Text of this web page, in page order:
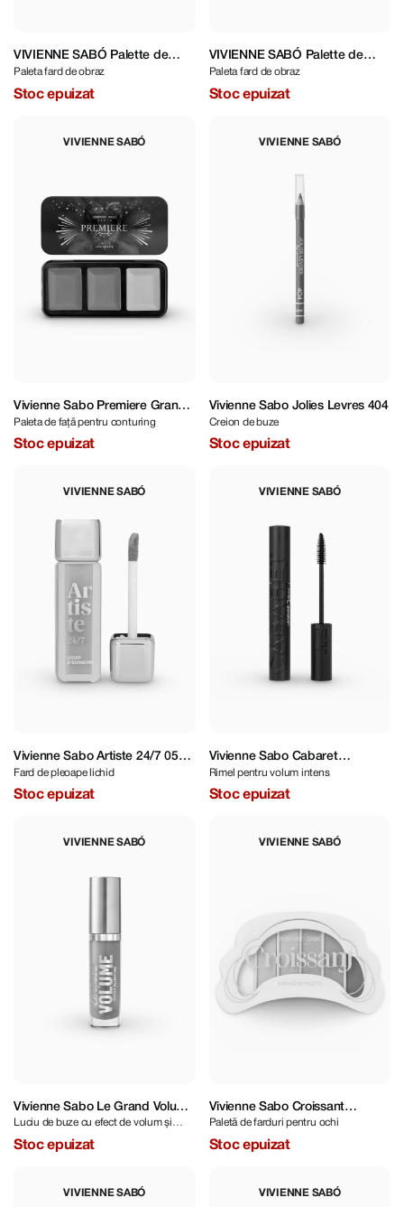
VIVIENNE SABÓ Palette de
Blush Naturel 03
Paleta fard de obraz
Stoc epuizat
VIVIENNE SABÓ Palette de
Blush Naturel 02
Paleta fard de obraz
Stoc epuizat
VIVIENNE SABÓ
Vivienne Sabo Premiere Grande
Powder Face Examination
Palette
Paleta de față pentru conturing
Stoc epuizat
VIVIENNE SABÓ
Vivienne Sabo Jolies Levres 404
Creion de buze
Stoc epuizat
VIVIENNE SABÓ
Vivienne Sabo Artiste 24/7 05
6,5 ml
Fard de pleoape lichid
Stoc epuizat
VIVIENNE SABÓ
Vivienne Sabo Cabaret
Légende Noir 9 ml
Rimel pentru volum intens
Stoc epuizat
VIVIENNE SABÓ
Vivienne Sabo Le Grand Volume
Extra Plumping
Luciu de buze cu efect de volum și
luciu
Stoc epuizat
VIVIENNE SABÓ
Vivienne Sabo Croissant
Eyeshadow Palette 01
Paletă de farduri pentru ochi
Stoc epuizat
VIVIENNE SABÓ VIVIENNE SABÓ